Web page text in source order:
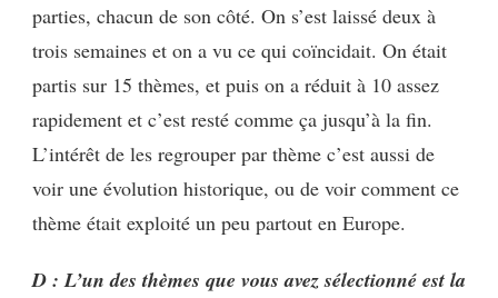
parties, chacun de son côté. On s’est laissé deux à
trois semaines et on a vu ce qui coïncidait. On était
partis sur 15 thèmes, et puis on a réduit à 10 assez
rapidement et c’est resté comme ça jusqu’à la fin.
L’intérêt de les regrouper par thème c’est aussi de
voir une évolution historique, ou de voir comment ce
thème était exploité un peu partout en Europe.
D : L’un des thèmes que vous avez sélectionné est la